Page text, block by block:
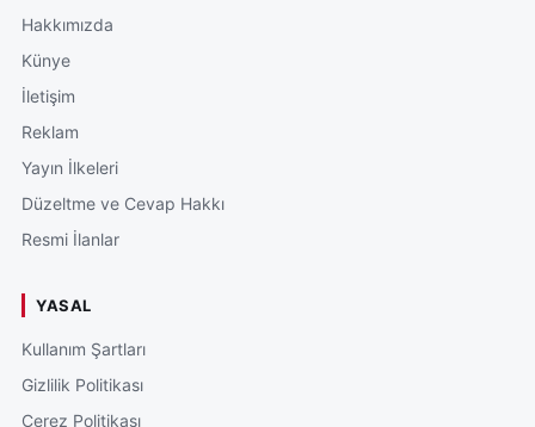
Hakkımızda
Künye
İletişim
Reklam
Yayın İlkeleri
Düzeltme ve Cevap Hakkı
Resmi İlanlar
YASAL
Kullanım Şartları
Gizlilik Politikası
Çerez Politikası